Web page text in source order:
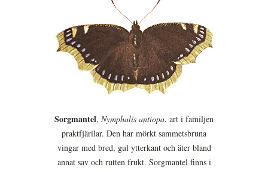
Sorgmantel, Nymphalis antiopa, art i familjen
praktfjärilar. Den har mörkt sammetsbruna
vingar med bred, gul ytterkant och äter bland
annat sav och rutten frukt. Sorgmantel finns i